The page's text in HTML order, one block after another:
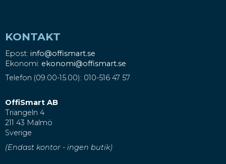
KONTAKT
Epost: info@offismart.se
Ekonomi: ekonomi@offismart.se
Telefon (09.00-15.00): 010-516 47 57
OffiSmart AB
Triangeln 4
211 43 Malmö
Sverige
(Endast kontor - ingen butik)